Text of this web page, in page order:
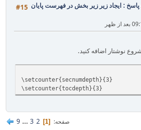
#15 پاسخ : ایجاد زیر زیر بخش در فهرست پایان
نوشتار اضافه کنید.
\setcounter{secnumdepth}{3}
\setcounter{tocdepth}{3}
صفحه 1
2
3
...
9